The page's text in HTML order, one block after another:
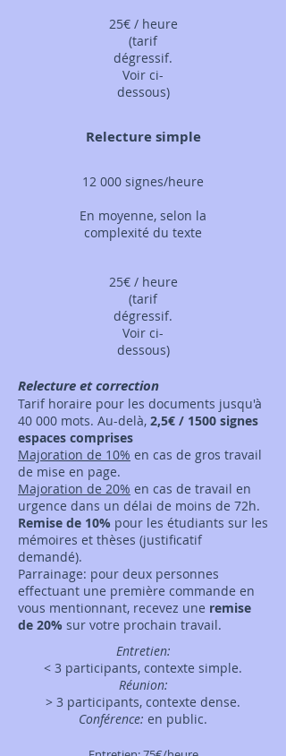
25€ / heure
(tarif
dégressif.
Voir ci-
dessous)
Relecture simple
12 000 signes/heure
En moyenne, selon la
complexité du texte
25€ / heure
(tarif
dégressif.
Voir ci-
dessous)
Relecture et correction
Tarif horaire pour les documents jusqu'à
40 000 mots. Au-delà, 2,5€ / 1500 signes
espaces comprises
Majoration de 10% en cas de gros travail
de mise en page.
Majoration de 20% en cas de travail en
urgence dans un délai de moins de 72h.
Remise de 10% pour les étudiants sur les
mémoires et thèses (justificatif
demandé).
Parrainage: pour deux personnes
effectuant une première commande en
vous mentionnant, recevez une remise
de 20% sur votre prochain travail.
Entretien:
< 3 participants, contexte simple.
Réunion:
> 3 participants, contexte dense.
Conférence: en public.